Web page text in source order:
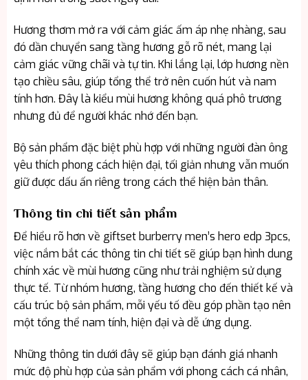
Hương thơm mở ra với cảm giác ấm áp nhẹ nhàng, sau
đó dần chuyển sang tầng hương gỗ rõ nét, mang lại
cảm giác vững chãi và tự tin. Khi lắng lại, lớp hương nền
tạo chiều sâu, giúp tổng thể trở nên cuốn hút và nam
tính hơn. Đây là kiểu mùi hương không quá phô trương
nhưng đủ để người khác nhớ đến bạn.
Bộ sản phẩm đặc biệt phù hợp với những người đàn ông
yêu thích phong cách hiện đại, tối giản nhưng vẫn muốn
giữ được dấu ấn riêng trong cách thể hiện bản thân.
Thông tin chi tiết sản phẩm
Để hiểu rõ hơn về giftset burberry men’s hero edp 3pcs,
việc nắm bắt các thông tin chi tiết sẽ giúp bạn hình dung
chính xác về mùi hương cũng như trải nghiệm sử dụng
thực tế. Từ nhóm hương, tầng hương cho đến thiết kế và
cấu trúc bộ sản phẩm, mỗi yếu tố đều góp phần tạo nên
một tổng thể nam tính, hiện đại và dễ ứng dụng.
Những thông tin dưới đây sẽ giúp bạn đánh giá nhanh
mức độ phù hợp của sản phẩm với phong cách cá nhân,